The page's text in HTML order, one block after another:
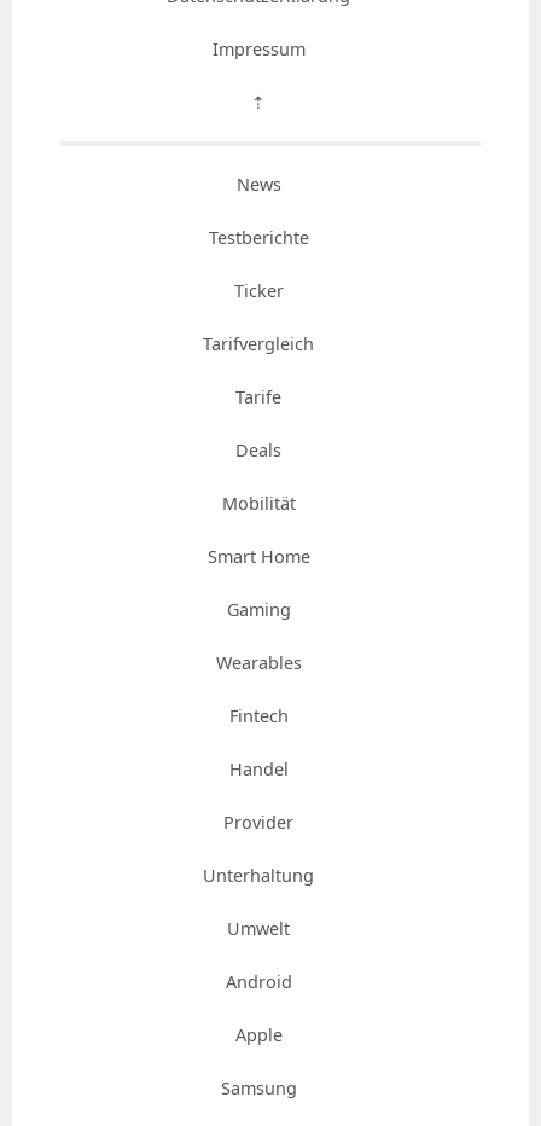
Impressum
⇡
News
Testberichte
Ticker
Tarifvergleich
Tarife
Deals
Mobilität
Smart Home
Gaming
Wearables
Fintech
Handel
Provider
Unterhaltung
Umwelt
Android
Apple
Samsung